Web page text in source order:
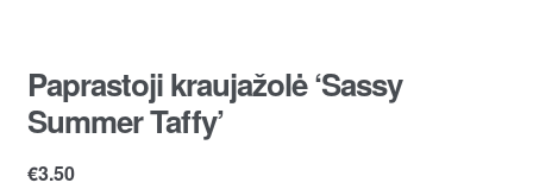
Paprastoji kraujažolė ‘Sassy
Summer Taffy’
€3.50